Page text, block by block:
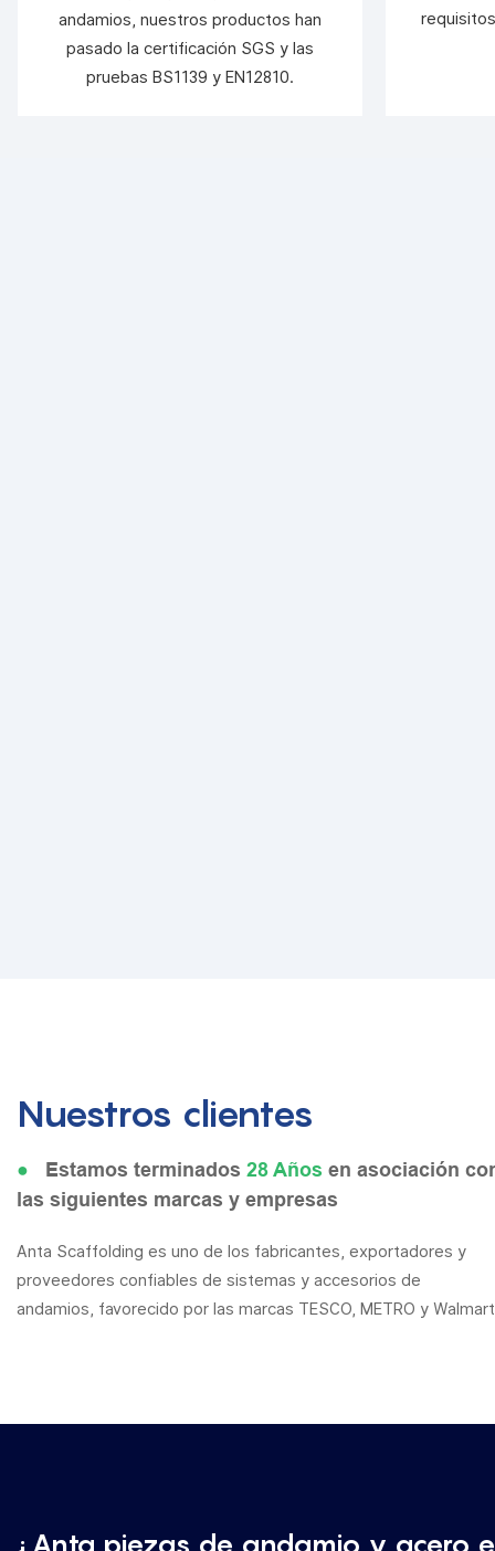
andamios, nuestros productos han
pasado la certificación SGS y las
pruebas BS1139 y EN12810.
Nuestros clientes
● Estamos terminados 28 Años en asociación
las siguientes marcas y empresas
Anta Scaffolding es uno de los fabricantes, exportadores y
proveedores confiables de sistemas y accesorios de
andamios, favorecido por las marcas TESCO, METRO y
¿Anta piezas de andamio y acero